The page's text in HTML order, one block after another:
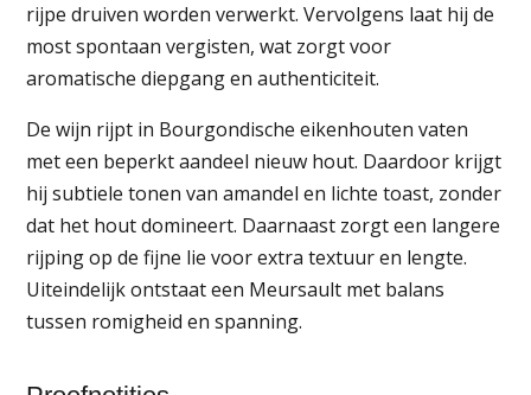
rijpe druiven worden verwerkt. Vervolgens laat hij de
most spontaan vergisten, wat zorgt voor
aromatische diepgang en authenticiteit.
De wijn rijpt in Bourgondische eikenhouten vaten
met een beperkt aandeel nieuw hout. Daardoor krijgt
hij subtiele tonen van amandel en lichte toast, zonder
dat het hout domineert. Daarnaast zorgt een langere
rijping op de fijne lie voor extra textuur en lengte.
Uiteindelijk ontstaat een Meursault met balans
tussen romigheid en spanning.